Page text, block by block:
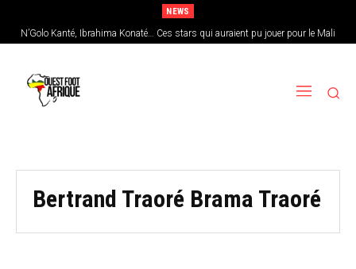
NEWS
N’Golo Kanté, Ibrahima Konaté… Ces stars qui auraient pu jouer pour le Mali
Bertrand Traoré Brama Traoré